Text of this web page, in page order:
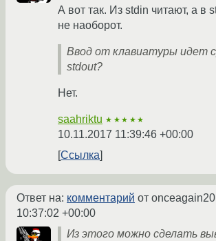
А вот так. Из stdin читают, а в
не наоборот.
Ввод от клавиатуры идет
stdout?
Нет.
saahriktu ★★★★★
10.11.2017 11:39:46 +00:00
Ссылка
Ответ на: комментарий от
10:37:02 +00:00
Из этого можно сделать